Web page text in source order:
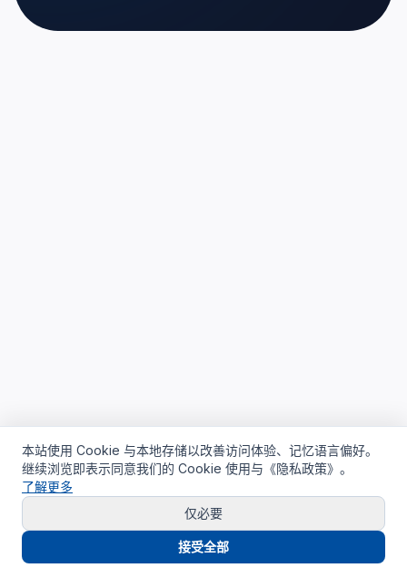
本站使用 Cookie 与本地存储以改善访问体验、记忆语言偏好。
继续浏览即表示同意我们的 Cookie 使用与《隐私政策》。
了解更多
仅必要
接受全部